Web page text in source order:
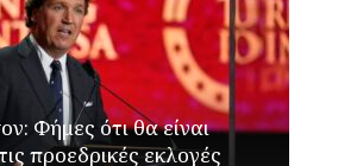
Φήμες ότι θα είναι
προεδρικές εκλογές